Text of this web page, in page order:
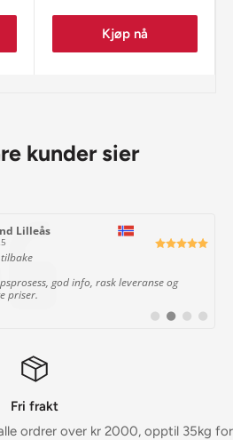
Kjøp nå
kunder sier
Lilleås
god info, rask leveranse og
priser.
Bytt Bytt Bytt Bytt
Fri frakt
ordrer over kr 2000, opptil 35kg for